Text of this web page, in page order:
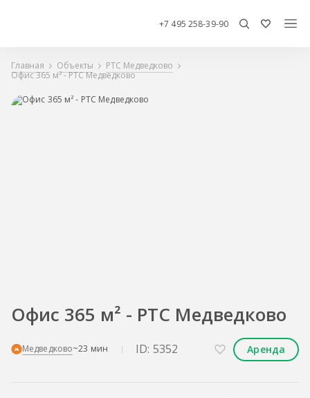
+7 495 258-39-90
Главная Объекты
РТС Медведково
Офис 365 м² - РТС Медведково
Офис 365 м² - РТС Медведково
Медведково~23 мин ID: 5352 Аренда